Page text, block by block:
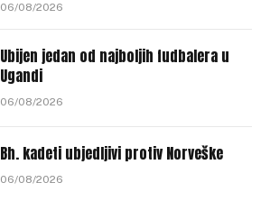
06/08/2026
Ubijen jedan od najboljih fudbalera u
Ugandi
06/08/2026
Bh. kadeti ubjedljivi protiv Norveške
06/08/2026